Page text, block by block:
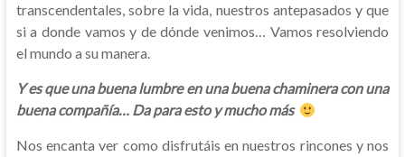
transcendentales, sobre la vida, nuestros antepasados y que
si a donde vamos y de dónde venimos… Vamos resolviendo
el mundo a su manera.
Y es que una buena lumbre en una buena chaminera con una
buena compañía… Da para esto y mucho más
Nos encanta ver como disfrutáis en nuestros rincones y nos